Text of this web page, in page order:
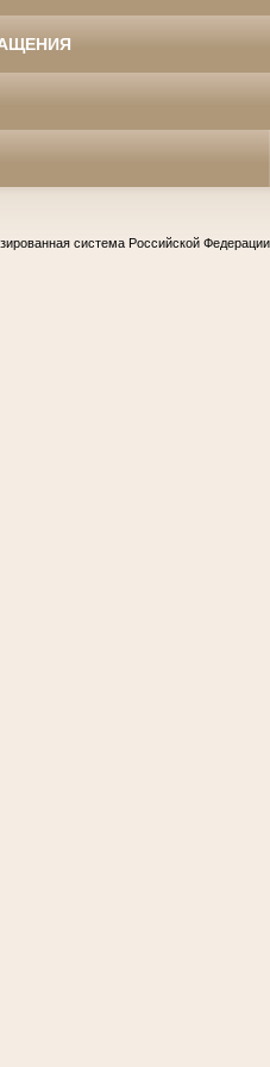
система Российской